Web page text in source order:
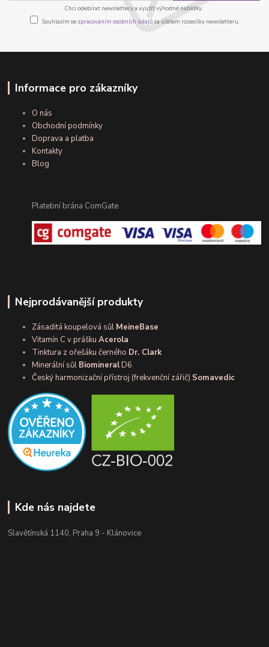
Chci odebírat newslettery a využít výhodné nabídky.
Souhlasím se zpracováním osobních údajůza účelem rozesílky newsletteru.
Informace pro zákazníky
O nás
Obchodní podmínky
Doprava a platba
Kontakty
Blog
Platební brána ComGate
Nejprodávanější produkty
Zásaditá koupelová sůl MeineBase
Vitamín C v práškuAcerola
Tinktura z ořešáku černého Dr. Clark
Minerální sůl BiomineralD6
Český harmonizační přístroj (frekvenční zářič) Somavedic
Kde nás najdete
Slavětínská 1140, Praha 9 - Klánovice